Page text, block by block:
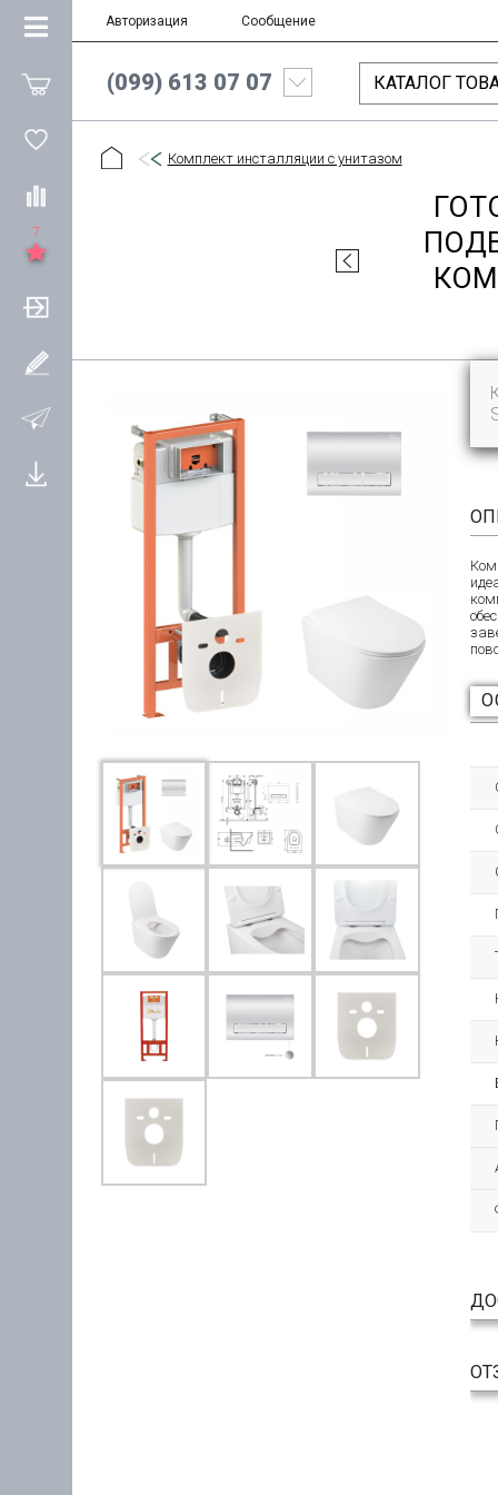
7
Авторизация Сообщение
КАТАЛОГ
(099) 613 07 07
Комплект инсталляции с унитазом